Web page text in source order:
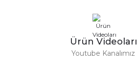
Ürün Videoları
Youtube Kanalımız